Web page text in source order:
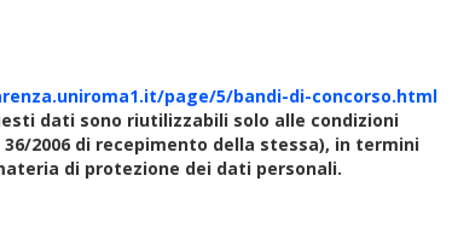
page/5/bandi-di-concorso.html
dati sono riutilizzabili solo alle condizioni
2006 di recepimento della stessa), in termini
di protezione dei dati personali.